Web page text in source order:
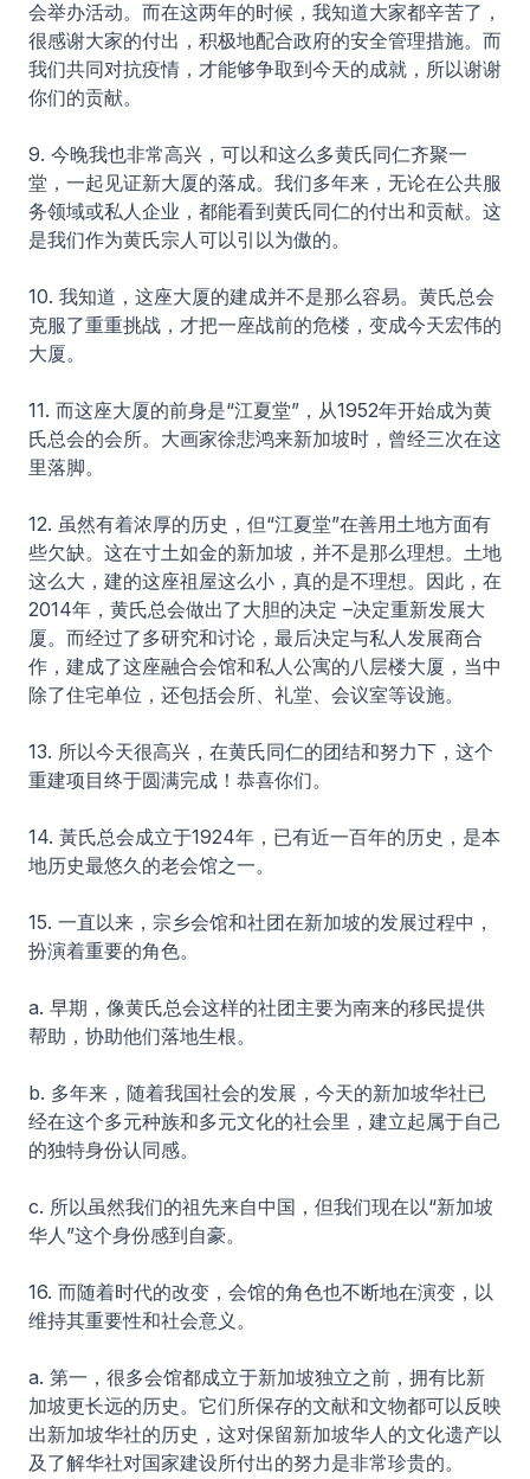
会举办活动。而在这两年的时候，我知道大家都辛苦了，
很感谢大家的付出，积极地配合政府的安全管理措施。而
我们共同对抗疫情，才能够争取到今天的成就，所以谢谢
你们的贡献。
9. 今晚我也非常高兴，可以和这么多黄氏同仁齐聚一
堂，一起见证新大厦的落成。我们多年来，无论在公共服
务领域或私人企业，都能看到黄氏同仁的付出和贡献。这
是我们作为黄氏宗人可以引以为傲的。
10. 我知道，这座大厦的建成并不是那么容易。黄氏总会
克服了重重挑战，才把一座战前的危楼，变成今天宏伟的
大厦。
11. 而这座大厦的前身是“江夏堂”，从1952年开始成为黄
氏总会的会所。大画家徐悲鸿来新加坡时，曾经三次在这
里落脚。
12. 虽然有着浓厚的历史，但“江夏堂”在善用土地方面有
些欠缺。这在寸土如金的新加坡，并不是那么理想。土地
这么大，建的这座祖屋这么小，真的是不理想。因此，在
2014年，黄氏总会做出了大胆的决定 –决定重新发展大
厦。而经过了多研究和讨论，最后决定与私人发展商合
作，建成了这座融合会馆和私人公寓的八层楼大厦，当中
除了住宅单位，还包括会所、礼堂、会议室等设施。
13. 所以今天很高兴，在黄氏同仁的团结和努力下，这个
重建项目终于圆满完成！恭喜你们。
14. 黃氏总会成立于1924年，已有近一百年的历史，是本
地历史最悠久的老会馆之一。
15. 一直以来，宗乡会馆和社团在新加坡的发展过程中，
扮演着重要的角色。
a. 早期，像黄氏总会这样的社团主要为南来的移民提供
帮助，协助他们落地生根。
b. 多年来，随着我国社会的发展，今天的新加坡华社已
经在这个多元种族和多元文化的社会里，建立起属于自己
的独特身份认同感。
c. 所以虽然我们的祖先来自中国，但我们现在以“新加坡
华人”这个身份感到自豪。
16. 而随着时代的改变，会馆的角色也不断地在演变，以
维持其重要性和社会意义。
a. 第一，很多会馆都成立于新加坡独立之前，拥有比新
加坡更长远的历史。它们所保存的文献和文物都可以反映
出新加坡华社的历史，这对保留新加坡华人的文化遗产以
及了解华社对国家建设所付出的努力是非常珍贵的。